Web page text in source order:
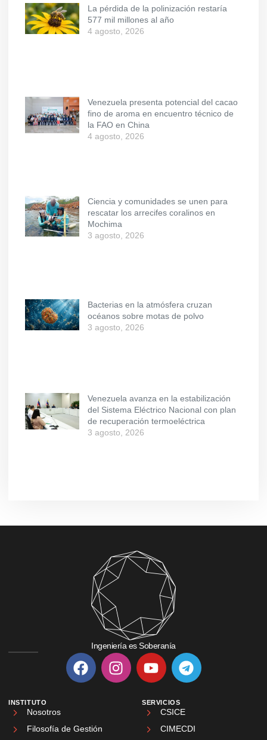
La pérdida de la polinización restaría
577 mil millones al año
4 agosto, 2026
Venezuela presenta potencial del cacao
fino de aroma en encuentro técnico de
la FAO en China
4 agosto, 2026
Ciencia y comunidades se unen para
rescatar los arrecifes coralinos en
Mochima
3 agosto, 2026
Bacterias en la atmósfera cruzan
océanos sobre motas de polvo
3 agosto, 2026
Venezuela avanza en la estabilización
del Sistema Eléctrico Nacional con plan
de recuperación termoeléctrica
3 agosto, 2026
Ingeniería es Soberanía
INSTITUTO
Nosotros
Filosofía de Gestión
SERVICIOS
CSICE
CIMECDI